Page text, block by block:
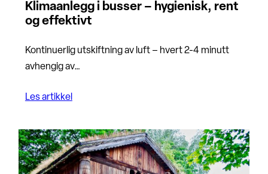
Klimaanlegg i busser – hygienisk, rent
og effektivt
Kontinuerlig utskiftning av luft – hvert 2-4 minutt
avhengig av…
Les artikkel